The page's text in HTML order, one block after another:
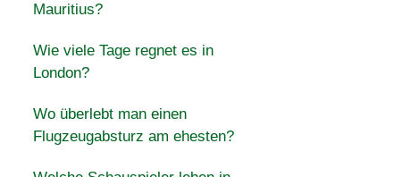
Mauritius?
Wie viele Tage regnet es in
London?
Wo überlebt man einen
Flugzeugabsturz am ehesten?